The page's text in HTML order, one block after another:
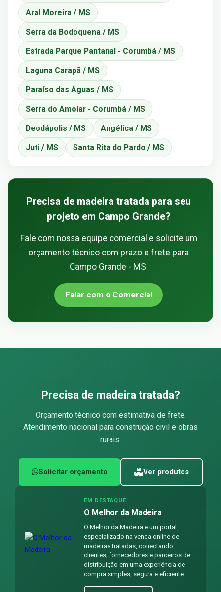
Aral Moreira / MS
Serra da Bodoquena / MS
Estrada Parque Pantanal - Corumbá / MS
Laguna Carapã / MS
Paraíso das Águas / MS
Serra do Amolar - Corumbá / MS
Deodápolis / MS Angélica / MS
Juti / MS Santa Rita do Pardo / MS
Precisa de madeira tratada para seu
projeto em Campo Grande?
Fale com nossa equipe comercial e solicite um
orçamento técnico com prazo e frete para
Campo Grande - MS.
Falar com o Comercial
Precisa de madeira tratada?
Orçamento técnico com estimativa de frete.
Atendimento nacional para construção civil e obras
rurais.
Solicitar orçamento Ver produtos
EM DESTAQUE
O Melhor da Madeira
O Melhor da Madeira é um portal
especializado na venda online de
madeiras tratadas, conectando
clientes, fornecedores e parceiros de
distribuição em uma experiência de
compra simples, segura e eficiente.